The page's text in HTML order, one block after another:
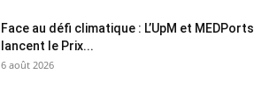
Face au défi climatique : L’UpM et MEDPorts
lancent le Prix...
6 août 2026